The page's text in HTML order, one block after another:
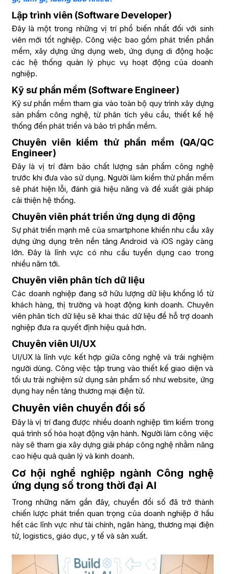
Lập trình viên (Software Developer)
Đây là một trong những vị trí phổ biến nhất đối với sinh
viên mới tốt nghiệp. Công việc bao gồm phát triển phần
mềm, xây dựng ứng dụng web, ứng dụng di động hoặc
các hệ thống quản lý phục vụ hoạt động của doanh
nghiệp.
Kỹ sư phần mềm (Software Engineer)
Kỹ sư phần mềm tham gia vào toàn bộ quy trình xây dựng
sản phẩm công nghệ, từ phân tích yêu cầu, thiết kế hệ
thống đến phát triển và bảo trì phần mềm.
Chuyên viên kiểm thử phần mềm (QA/QC
Engineer)
Đây là vị trí đảm bảo chất lượng sản phẩm công nghệ
trước khi đưa vào sử dụng. Người làm kiểm thử phần mềm
sẽ phát hiện lỗi, đánh giá hiệu năng và đề xuất giải pháp
cải thiện hệ thống.
Chuyên viên phát triển ứng dụng di động
Sự phát triển mạnh mẽ của smartphone khiến nhu cầu xây
dựng ứng dụng trên nền tảng Android và iOS ngày càng
lớn. Đây là lĩnh vực có nhu cầu tuyển dụng cao trong
nhiều năm tới.
Chuyên viên phân tích dữ liệu
Các doanh nghiệp đang sở hữu lượng dữ liệu khổng lồ từ
khách hàng, thị trường và hoạt động kinh doanh. Chuyên
viên phân tích dữ liệu sẽ khai thác dữ liệu để hỗ trợ doanh
nghiệp đưa ra quyết định hiệu quả hơn.
Chuyên viên UI/UX
UI/UX là lĩnh vực kết hợp giữa công nghệ và trải nghiệm
người dùng. Công việc tập trung vào thiết kế giao diện và
tối ưu trải nghiệm sử dụng sản phẩm số như website, ứng
dụng hay nền tảng thương mại điện tử.
Chuyên viên chuyển đổi số
Đây là vị trí đang được nhiều doanh nghiệp tìm kiếm trong
quá trình số hóa hoạt động vận hành. Người làm công việc
này sẽ tham gia xây dựng giải pháp công nghệ nhằm nâng
cao hiệu quả quản lý và kinh doanh.
Cơ hội nghề nghiệp ngành Công nghệ
ứng dụng số trong thời đại AI
Trong những năm gần đây, chuyển đổi số đã trở thành
chiến lược phát triển quan trọng của doanh nghiệp ở hầu
hết các lĩnh vực như tài chính, ngân hàng, thương mại điện
tử, logistics, giáo dục, y tế và sản xuất.